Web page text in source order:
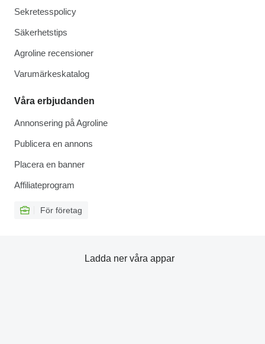
Sekretesspolicy
Säkerhetstips
Agroline recensioner
Varumärkeskatalog
Våra erbjudanden
Annonsering på Agroline
Publicera en annons
Placera en banner
Affiliateprogram
För företag
Ladda ner våra appar